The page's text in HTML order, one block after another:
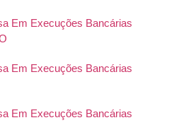
Em Execuções Bancárias
Em Execuções Bancárias
Em Execuções Bancárias